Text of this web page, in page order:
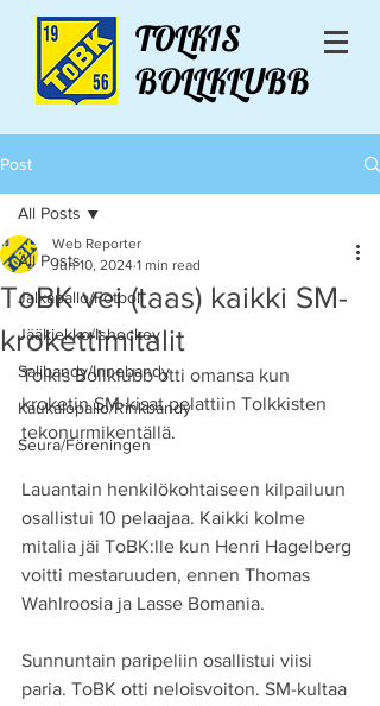
TOLKIS
BOLLKLUBB
Post
All Posts
Jalkapallo/Fotboll
Jääkiekko/Ishockey
Salibandy/Innebandy
Kaukalopallo/Rinkbandy
Seura/Föreningen
All Posts
ToBK vei (taas) kaikki SM-
krokettimitalit
Web Reporter
Jun 10, 2024 1 min read
Tolkis Bollklubb otti omansa kun
kroketin SM-kisat pelattiin Tolkkisten
tekonurmikentällä.
Lauantain henkilökohtaiseen kilpailuun
osallistui 10 pelaajaa. Kaikki kolme
mitalia jäi ToBK:lle kun Henri Hagelberg
voitti mestaruuden, ennen Thomas
Wahlroosia ja Lasse Bomania.
Sunnuntain paripeliin osallistui viisi
paria. ToBK otti neloisvoiton. SM-kultaa